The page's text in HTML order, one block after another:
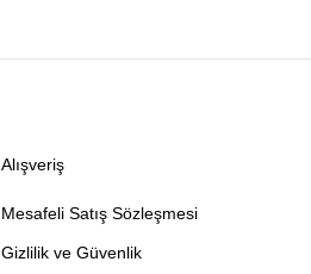
Alışveriş
Mesafeli Satış Sözleşmesi
Gizlilik ve Güvenlik